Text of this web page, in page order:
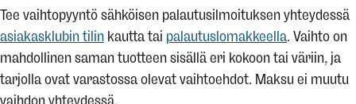
Tee vaihtopyyntö sähköisen palautusilmoituksen yhteydessä
asiakasklubin tilin kautta tai palautuslomakkeella. Vaihto on
mahdollinen saman tuotteen sisällä eri kokoon tai väriin, ja
tarjolla ovat varastossa olevat vaihtoehdot. Maksu ei muutu